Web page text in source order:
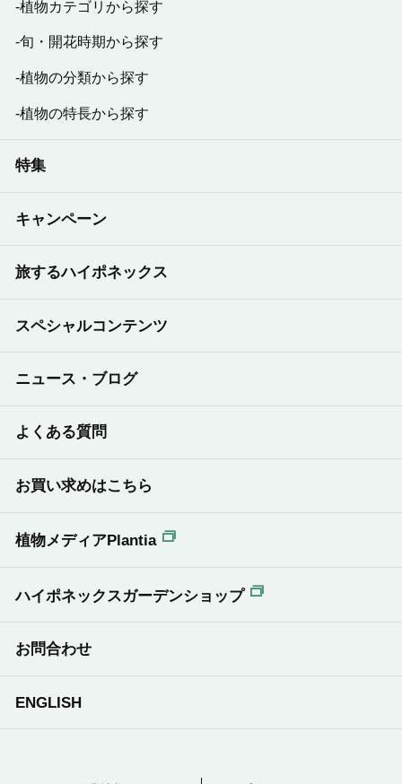
植物カテゴリから探す
旬・開花時期から探す
植物の分類から探す
植物の特長から探す
特集
キャンペーン
旅するハイポネックス
スペシャルコンテンツ
ニュース・ブログ
よくある質問
お買い求めはこちら
植物メディアPlantia
ハイポネックスガーデンショップ
お問合わせ
ENGLISH